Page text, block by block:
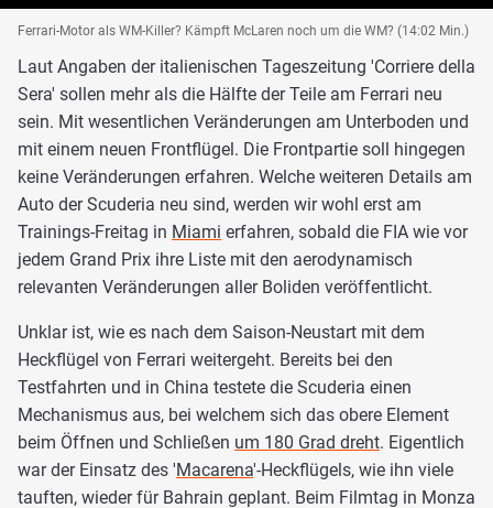
Ferrari-Motor als WM-Killer? Kämpft McLaren noch um die WM? (14:02 Min.)
Laut Angaben der italienischen Tageszeitung 'Corriere della
Sera' sollen mehr als die Hälfte der Teile am Ferrari neu
sein. Mit wesentlichen Veränderungen am Unterboden und
mit einem neuen Frontflügel. Die Frontpartie soll hingegen
keine Veränderungen erfahren. Welche weiteren Details am
Auto der Scuderia neu sind, werden wir wohl erst am
Trainings-Freitag in Miami erfahren, sobald die FIA wie vor
jedem Grand Prix ihre Liste mit den aerodynamisch
relevanten Veränderungen aller Boliden veröffentlicht.
Unklar ist, wie es nach dem Saison-Neustart mit dem
Heckflügel von Ferrari weitergeht. Bereits bei den
Testfahrten und in China testete die Scuderia einen
Mechanismus aus, bei welchem sich das obere Element
beim Öffnen und Schließen um 180 Grad dreht. Eigentlich
war der Einsatz des 'Macarena'-Heckflügels, wie ihn viele
tauften, wieder für Bahrain geplant. Beim Filmtag in Monza